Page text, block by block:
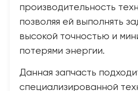
производительность
позволяя ей выполнять
высокой точностью и
потерями энергии.
Данная запчасть
специализированной